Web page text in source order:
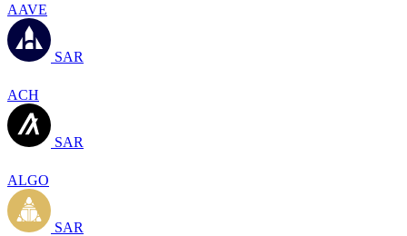
AAVE
SAR
ACH
SAR
ALGO
SAR